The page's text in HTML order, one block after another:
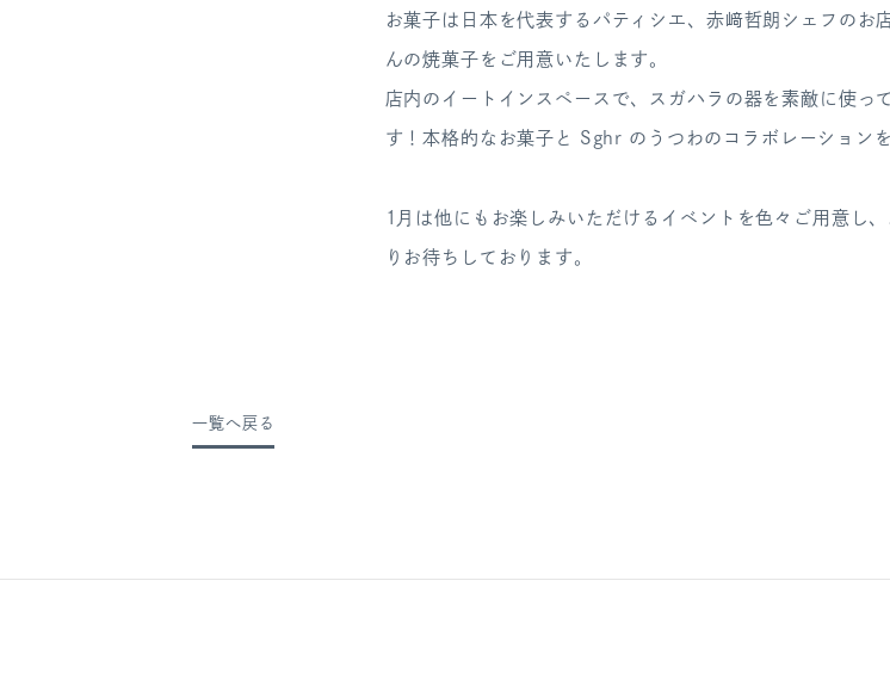
お菓子は日本を代表するパティシエ、赤﨑哲朗シェフのお
んの焼菓子をご用意いたします。
店内のイートインスペースで、 スガハラの器を素敵に使っ
す ！本格的なお菓子と Sghr のうつわのコラボレーション
1月は他にもお楽しみいただけるイベントを色々ご用意し
りお待ちしております。
一覧へ戻る